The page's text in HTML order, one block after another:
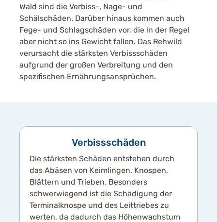
Wald sind die Verbiss-, Nage- und
Schälschäden. Darüber hinaus kommen auch
Fege- und Schlagschäden vor, die in der Regel
aber nicht so ins Gewicht fallen. Das Rehwild
verursacht die stärksten Verbissschäden
aufgrund der großen Verbreitung und den
spezifischen Ernährungsansprüchen.
Verbissschäden
Die stärksten Schäden entstehen durch
das Abäsen von Keimlingen, Knospen,
Blättern und Trieben. Besonders
schwerwiegend ist die Schädigung der
Terminalknospe und des Leittriebes zu
werten, da dadurch das Höhenwachstum